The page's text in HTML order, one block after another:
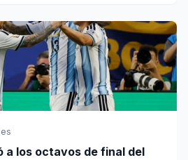
los octavos de final del